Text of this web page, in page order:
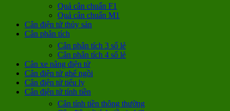
Quả cân chuẩn F1
Quả cân chuẩn M1
Cân điện tử thủy sản
Cân phân tích
Cân phân tích 3 số lẻ
Cân phân tích 4 số lẻ
Cân xe nâng điện tử
Cân điện tử ghế ngồi
Cân điện tử tiểu ly
Cân điện tử tính tiền
Cân tính tiền thông thường